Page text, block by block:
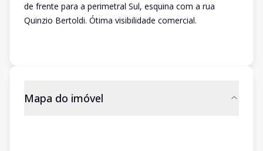
de frente para a perimetral Sul, esquina com a rua
Quinzio Bertoldi. Ótima visibilidade comercial.
Mapa do imóvel